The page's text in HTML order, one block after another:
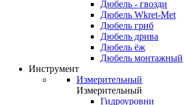
Дюбель - гвозди
Дюбель Wkret-Met
Дюбель гриб
Дюбель дрива
Дюбель ёж
Дюбель монтажный
Инструмент
Измерительный
Измерительный
Гидроуровни